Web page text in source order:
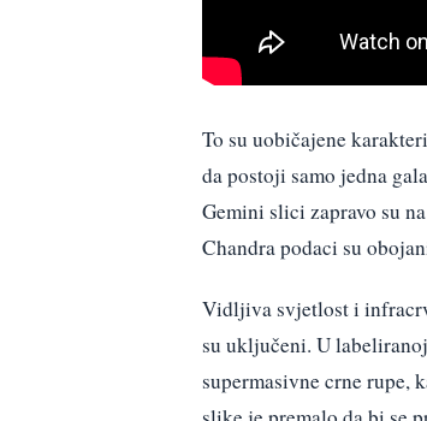
To su uobičajene
da postoji samo jedna
Gemini slici zapravo su
Chandra podaci su
Vidljiva svjetlost i
su uključeni. U
supermasivne crne rupe,